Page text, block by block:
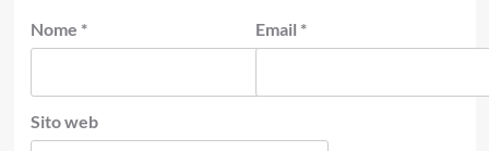
Nome * Email *
Sito web